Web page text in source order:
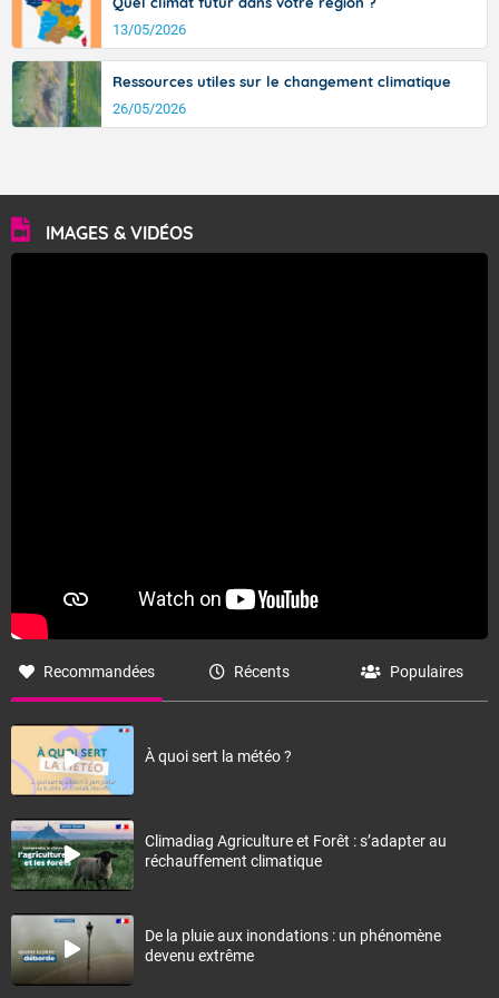
13/05/2026
Ressources utiles sur le changement climatique
26/05/2026
IMAGES & VIDÉOS
Recommandées Récents Populaires
À quoi sert la météo ?
Climadiag Agriculture et Forêt : s’adapter au
réchauffement climatique
De la pluie aux inondations : un phénomène
devenu extrême